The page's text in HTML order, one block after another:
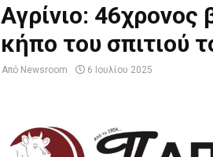
Αγρίνιο:
κήπο του σπιτιού
Από Newsroom 6 Ιουλίου 2025